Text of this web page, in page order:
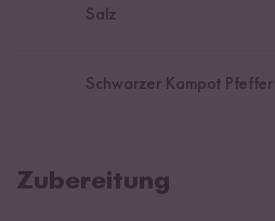
Salz
Schwarzer Kampot Pfeffer
Zubereitung